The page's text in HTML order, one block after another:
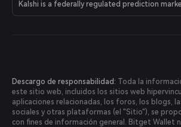
Descargo de responsabilidad:
Toda la
este sitio web, incluidos los sitios web
aplicaciones relacionadas, los foros, los blogs,
sociales y otras plataformas (el "Sitio"), se
con fines de información general. Bitget Wallet